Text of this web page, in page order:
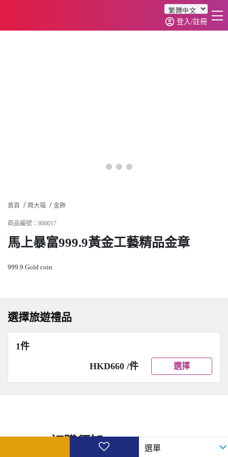
登入/註冊
首頁 周大福 金飾
商品編號：800017
馬上暴富999.9黃金工藝精品金章
999.9 Gold coin
選擇旅遊禮品
1件
HKD660 /件
選擇
訂購須知 Order Notes